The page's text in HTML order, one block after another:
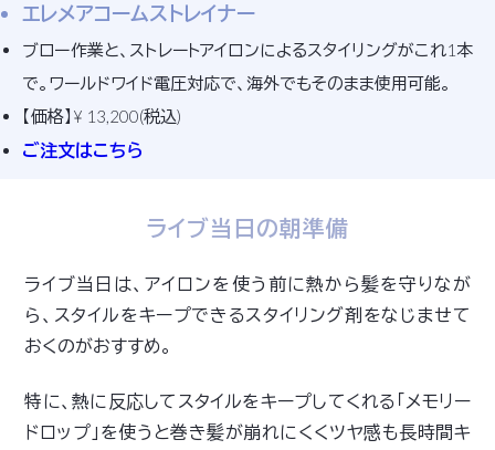
エレメアコームストレイナー
ブロー作業と、ストレートアイロンによるスタイリングがこれ1本
で。ワールドワイド電圧対応で、海外でもそのまま使用可能。
【価格】¥ 13,200(税込)
ご注文はこちら
ライブ当日の朝準備
ライブ当日は、アイロンを使う前に熱から髪を守りなが
ら、スタイルをキープできるスタイリング剤をなじませて
おくのがおすすめ。
特に、熱に反応してスタイルをキープしてくれる「メモリー
ドロップ」を使うと巻き髪が崩れにくくツヤ感も長時間キ